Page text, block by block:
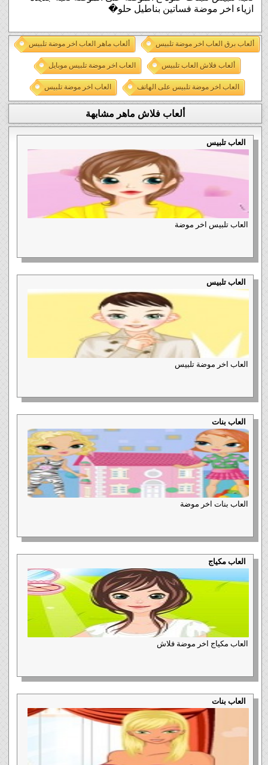
ازياء اخر موضة فساتين بناطيل حلو�
ألعاب برق العاب اخر موضة تلبيس ألعاب ماهر العاب اخر موضة تلبيس
ألعاب فلاش العاب تلبيس العاب اخر موضة تلبيس موبايل
العاب اخر موضة تلبيس على الهاتف العاب اخر موضة تلبيس
ألعاب فلاش ماهر مشابهة
العاب تلبيس
العاب تلبيس اخر موضة
العاب تلبيس
العاب اخر موضة تلبيس
العاب بنات
العاب بنات اخر موضة
العاب مكياج
العاب مكياج اخر موضة فلاش
العاب بنات